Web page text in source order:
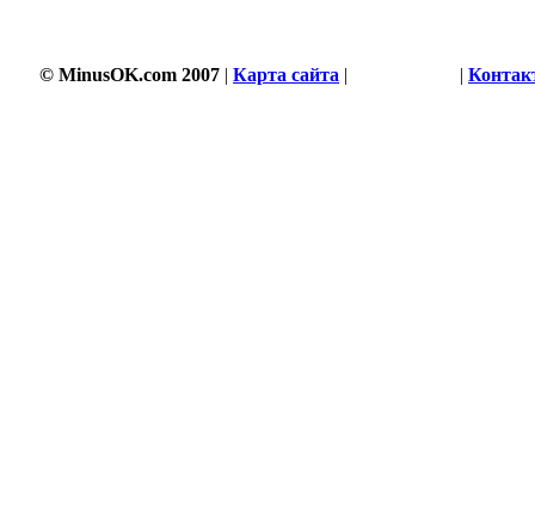
© MinusOK.com 2007 | Карта сайта | |